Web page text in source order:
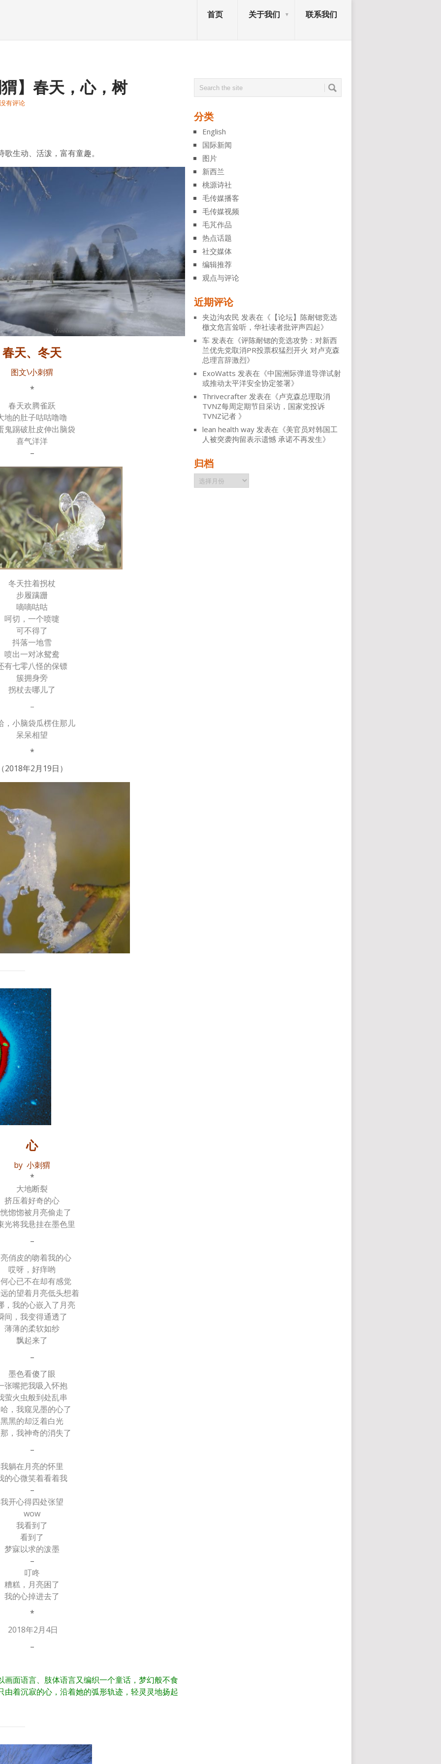
首页 关于我们 联系我们
】春天，心，树
没有评论
生动、活泼，富有童趣。
春天、冬天
图文\小刺猬
*
春天欢腾雀跃
地的肚子咕咕噜噜
鬼踢破肚皮伸出脑袋
喜气洋洋
–
冬天拄着拐杖
步履蹒跚
嘀嘀咕咕
呵切，一个喷嚏
可不得了
抖落一地雪
喷出一对冰鸳鸯
有七零八怪的保镖
簇拥身旁
拐杖去哪儿了
–
，小脑袋瓜楞住那儿
呆呆相望
*
2018年2月19日）
心
by 小刺猬
*
大地断裂
挤压着好奇的心
惚惚被月亮偷走了
光将我悬挂在墨色里
–
俏皮的吻着我的心
哎呀，好痒哟
心已不在却有感觉
的望着月亮低头想着
，我的心嵌入了月亮
间，我变得通透了
薄薄的柔软如纱
飘起来了
–
墨色看傻了眼
张嘴把我吸入怀抱
萤火虫般到处乱串
，我窥见墨的心了
黑黑的却泛着白光
，我神奇的消失了
–
我躺在月亮的怀里
的心微笑着看着我
–
我开心得四处张望
wow
我看到了
看到了
梦寐以求的泼墨
–
叮咚
糟糕，月亮困了
我的心掉进去了
*
2018年2月4日
–
面语言、肢体语言又编织一个童话， 梦幻般不食
着沉寂的心， 沿着她的弧形轨迹，轻灵灵地扬起
分类
English
国际新闻
图片
新西兰
桃源诗社
毛传媒播客
毛传媒视频
毛芃作品
热点话题
社交媒体
编辑推荐
观点与评论
近期评论
夹边沟农民 发表在《 【论坛】陈耐锶竞选
檄文危言耸听，华社读者批评声四起》
车 发表在《评陈耐锶的竞选攻势：对新西
兰优先党取消PR投票权猛烈开火 对卢克森
总理言辞激烈》
ExoWatts 发表在《中国洲际弹道导弹试射
或推动太平洋安全协定签署》
Thrivecrafter 发表在《卢克森总理取消
TVNZ每周定期节目采访，国家党投诉
TVNZ记者 》
lean health way 发表在《美官员对韩国工
人被突袭拘留表示遗憾 承诺不再发生》
归档
归
档